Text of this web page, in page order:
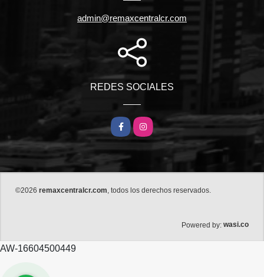
admin@remaxcentralcr.com
REDES SOCIALES
FacebookInstagram
©2026 remaxcentralcr.com, todos los derechos reservados.
Powered by: wasi.co
AW-16604500449